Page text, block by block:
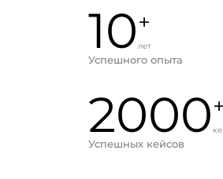
10+
лет
Успешного опыта
2000
Успешных кейсов